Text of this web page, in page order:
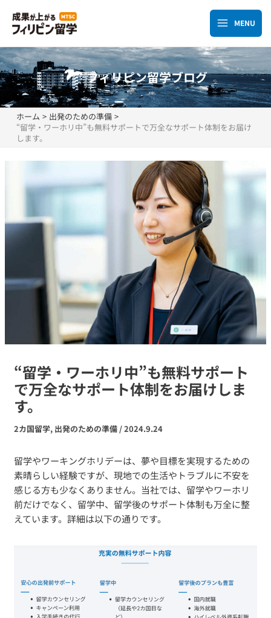
ス
キ
ッ
Main
Menu
MENU
フィリピン留学ブログ
ホーム
出発のための準備
“留学・ワーホリ中”も無料サポートで万全なサポート体制をお届け
します。
“留学・ワーホリ中”も無料サポート
で万全なサポート体制をお届けしま
す。
2カ国留学, 出発のための準備 /2024.9.24
留学やワーキングホリデーは、夢や目標を実現するための
素晴らしい経験ですが、現地での生活やトラブルに不安を
感じる方も少なくありません。当社では、留学やワーホリ
前だけでなく、留学中、留学後のサポート体制も万全に整
えています。詳細は以下の通りです。